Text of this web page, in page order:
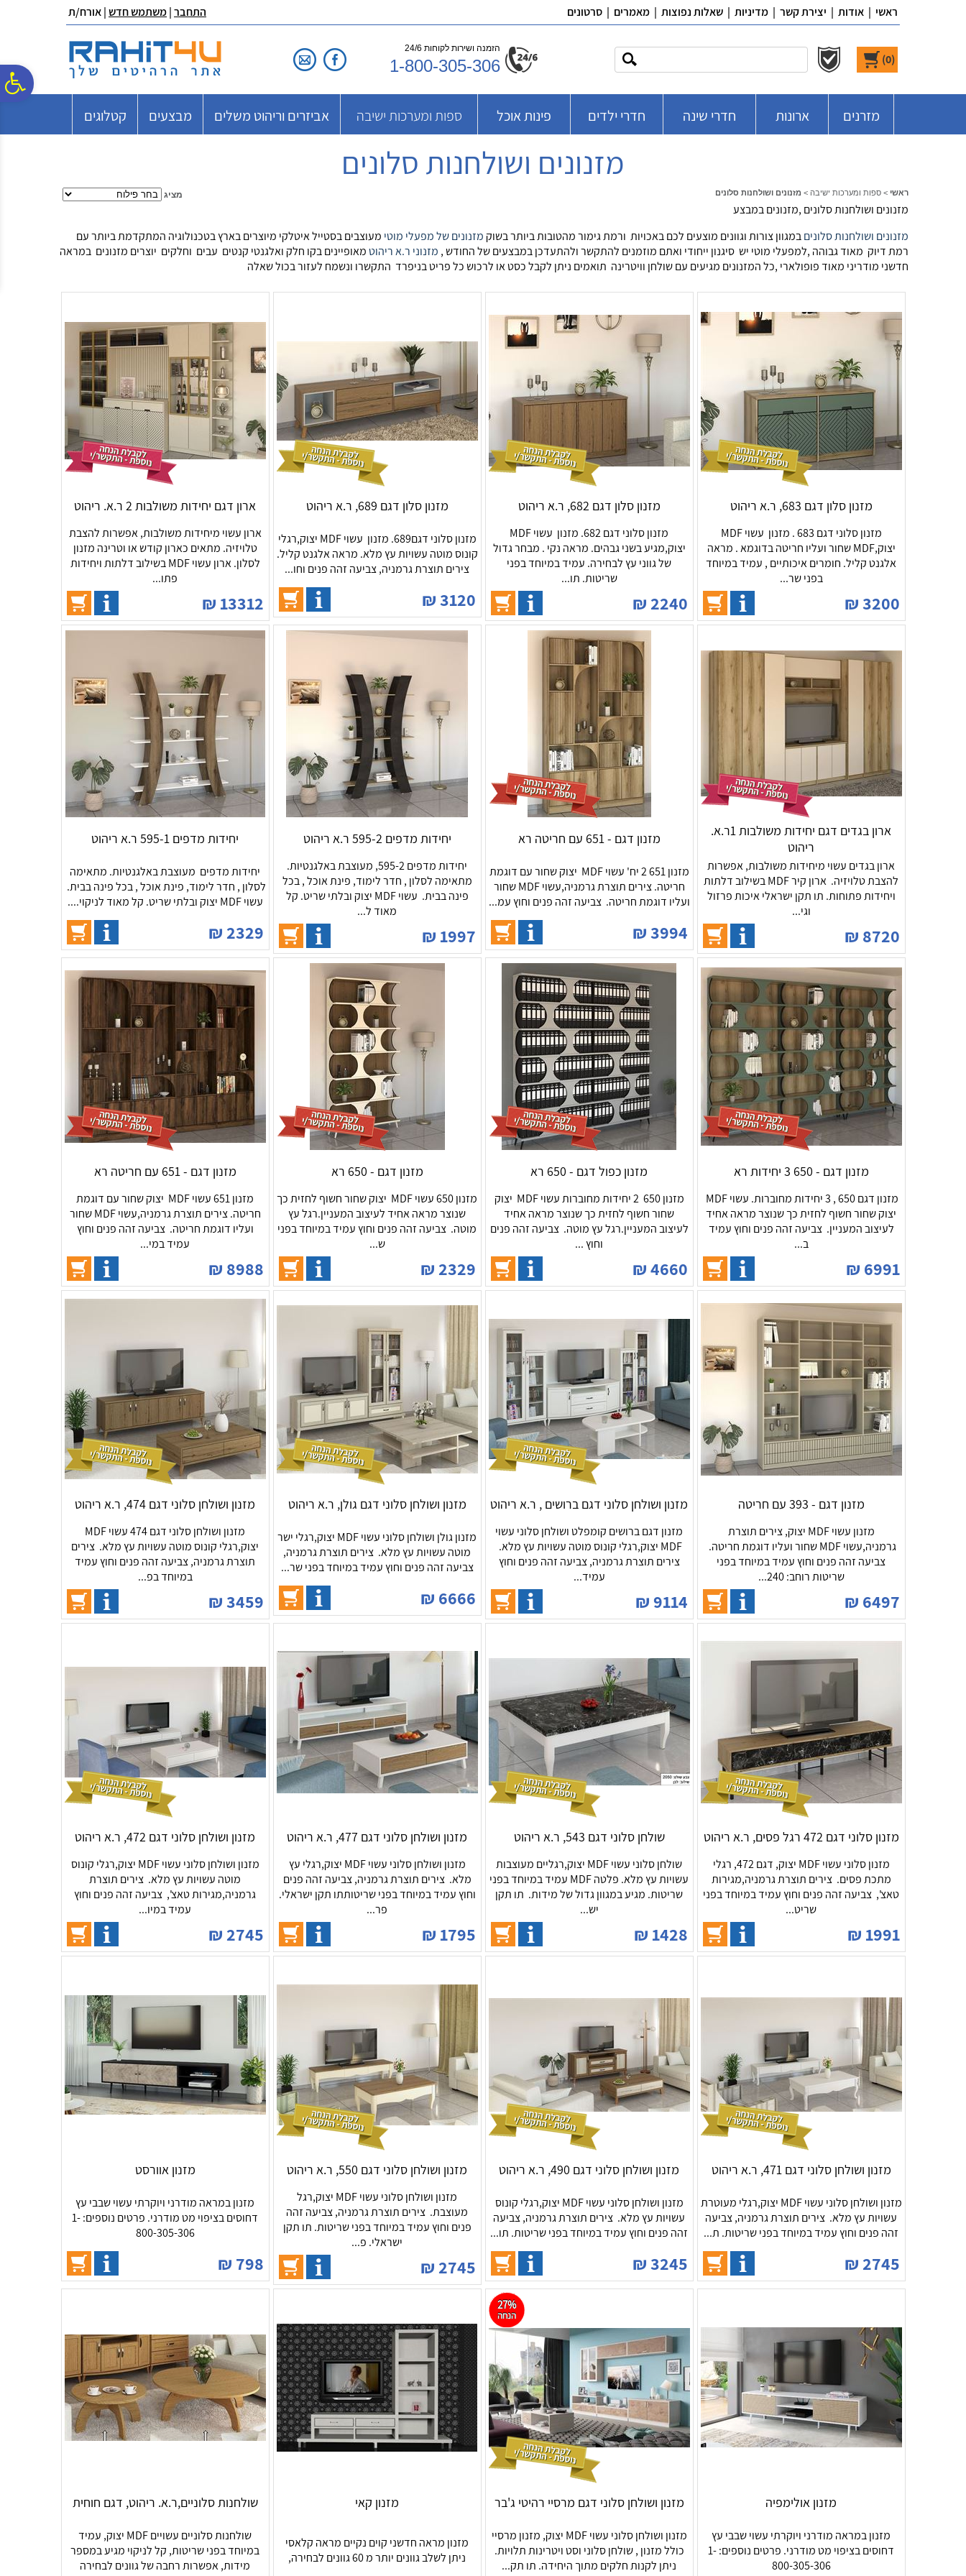
נגישות
אתר
המרכזי
ראשי | אודות | יצירת קשר | מדיניות | שאלות נפוצות | מאמרים | סרטונים התחבר|משתמש חדש| אורח/ת
(
0
)
הזמנה ושירות לקוחות 24/6
1-800-305-306
מזרנים ארונות חדרי שינה חדרי ילדים פינות אוכל ספות ומערכות ישיבה אביזרים וריהוט משלים מבצעים קטלוגים
מזנונים ושולחנות סלונים
ראשי > ספות ומערכות ישיבה > מזנונים ושולחנות סלונים מציג
מזנונים ושולחנות סלונים ,מזנונים במבצע
מזנונים ושולחנות סלוניםבמגוון צורות וגוונים מוצעים לכם באכויות ורמת גימור מהטובות ביותר בשוקמזנונים של מפעלי מוטי מעוצבים בסטייל איטלקי מיוצרים בארץ בטכנולוגיה המתקדמת ביותר עם
רמת דיוק מאוד גבוהה ,למפעלי מוטי יש סיגנון ייחודי ואתם מוזמנים להתקשר ולהתעדכן במבצעים של החודש , מזנוני ר.א ריהוטמאופיינים בקו חלק ואלגנטי קנטים עבים וחלקים יוצרים מזנונים במראה
חדשני מודריני מאוד פופולארי ,כל המזנונים מגיעים עם שולחן וויטרינה תואמים ניתן לקבל כסט או לרכוש כל פריט בניפרד התקשרו ונשמח לעזור בכול שאלה
מזנון סלון דגם 683, ר.א ריהוט
מזנון סלוני דגם 683 . מזנון עשוי MDF
יצוק,MDF שחור ועליו חריטה בדוגמא . מראה
אלגנט קליל. חומרים איכותיים , עמיד במיוחד
בפני שר...
3200
₪
מזנון סלון דגם 682, ר.א ריהוט
מזנון סלוני דגם 682. מזנון עשוי MDF
יצוק,מגיע בשני גבהים. מראה נקי . מבחר גדול
של גווני עץ לבחירה. עמיד במיוחד בפני
שריטות. תו...
2240
₪
מזנון סלון דגם 689, ר.א ריהוט
מזנון סלוני דגם689. מזנון עשוי MDF יצוק,רגלי
קונוס מוטה עשויות עץ מלא. מראה אלגנט קליל.
צירים תוצרת גרמניה, צביעה זהה פנים וחו...
3120
₪
ארון דגם יחידות משולבות 2 ר.א. ריהוט
ארון עשוי מיחידות משולבות, אפשרות להצבת
טלויזיה. מתאים כארון קודש או וטרינה מזנון
לסלון. ארון עשוי MDF בשילוב דלתות ויחידות
פתו...
13312
₪
ארון בגדים דגם יחידות משולבות 1ר.א.
ריהוט
ארון בגדים עשוי מיחידות משולבות, אפשרות
להצבת טלויזיה. ארון קיר MDF בשילוב דלתות
ויחידות פתוחות. תו תקן ישראלי איכות פרזול
וגי...
8720
₪
מזנון דגם - 651 עם חריטה רא
מזנון 651 2 יח' עשוי MDF יצוק שחור עם דוגמת
חריטה. צירים תוצרת גרמניה,עשוי MDF שחור
ועליו דוגמת חריטה. צביעה זהה פנים וחוץ עמ...
3994
₪
יחידות מדפים 595-2 ר.א ריהוט
יחידות מדפים 595-2, מעוצבת באלגנטיות.
מתאימה לסלון , חדר לימוד, פינת אוכל , בכל
פינה בבית. עשוי MDF יצוק ובלתי שריט. קל
מאוד ל...
1997
₪
יחידות מדפים 595-1 ר.א ריהוט
יחידות מדפים מעוצבת באלגנטיות. מתאימה
לסלון , חדר לימוד, פינת אוכל , בכל פינה בבית.
עשוי MDF יצוק ובלתי שריט. קל מאוד לניקוי....
2329
₪
מזנון דגם - 650 3 יחידות רא
יצוק שחור חשוף לחזית כך שנוצר מראה אחיד
לעיצוב המעניין. צביעה זהה פנים וחוץ עמיד
ב...
6991
₪
מזנון כפול דגם - 650 רא
מזנון 650 2 יחידות מחוברות עשוי MDF יצוק
שחור חשוף לחזית כך שנוצר מראה אחיד
לעיצוב המעניין.רגל עץ מוטה. צביעה זהה פנים
וחוץ ...
4660
₪
מזנון דגם - 650 רא
מזנון 650 עשוי MDF יצוק שחור חשוף לחזית כך
שנוצר מראה אחיד לעיצוב המעניין.רגל עץ
מוטה. צביעה זהה פנים וחוץ עמיד במיוחד בפני
ש...
2329
₪
מזנון דגם - 651 עם חריטה רא
מזנון 651 עשוי MDF יצוק שחור עם דוגמת
חריטה. צירים תוצרת גרמניה,עשוי MDF שחור
ועליו דוגמת חריטה. צביעה זהה פנים וחוץ
עמיד במי...
8988
₪
מזנון דגם - 393 עם חריטה
מזנון עשוי MDF יצוק, צירים תוצרת
גרמניה,עשוי MDF שחור ועליו דוגמת חריטה.
צביעה זהה פנים וחוץ עמיד במיוחד בפני
שריטות רוחב: 240...
6497
₪
מזנון ושולחן סלוני דגם ברושים , ר.א ריהוט
מזנון דגם ברושים קומפלט ושולחן סלוני עשוי
MDF יצוק,רגלי קונוס מוטה עשויות עץ מלא.
צירים תוצרת גרמניה, צביעה זהה פנים וחוץ
עמיד...
9114
₪
מזנון ושולחן סלוני דגם גולן, ר.א ריהוט
מזנון גולן ושולחן סלוני עשוי MDF יצוק,רגלי ישר
מוטה עשויות עץ מלא. צירים תוצרת גרמניה,
צביעה זהה פנים וחוץ עמיד במיוחד בפני שר...
6666
₪
מזנון ושולחן סלוני דגם 474, ר.א ריהוט
מזנון ושולחן סלוני דגם 474 עשוי MDF
יצוק,רגלי קונוס מוטה עשויות עץ מלא. צירים
תוצרת גרמניה, צביעה זהה פנים וחוץ עמיד
במיוחד בפ...
3459
₪
מזנון סלוני דגם 472 רגל פסים, ר.א ריהוט
מזנון סלוני עשוי MDF יצוק, דגם 472, רגלי
מתכת פסים. צירים תוצרת גרמניה,מגירות
טאצ', צביעה זהה פנים וחוץ עמיד במיוחד בפני
שריט...
1991
₪
שולחן סלוני דגם 543, ר.א ריהוט
שולחן סלוני עשוי MDF יצוק,רגליים מעוצבות
עשויות עץ מלא. פלטה MDF עמיד במיוחד בפני
שריטות. מגיע במגוון גדול של מידות. תו תקן
יש...
1428
₪
מזנון ושולחן סלוני דגם 477, ר.א ריהוט
מזנון ושולחן סלוני עשוי MDF יצוק,רגלי עץ
מלא. צירים תוצרת גרמניה, צביעה זהה פנים
וחוץ עמיד במיוחד בפני שריטותתו תקן ישראלי.
פר...
1795
₪
מזנון ושולחן סלוני דגם 472, ר.א ריהוט
מזנון ושולחן סלוני עשוי MDF יצוק,רגלי קונוס
מוטה עשויות עץ מלא. צירים תוצרת
גרמניה,מגירות טאצ', צביעה זהה פנים וחוץ
עמיד במיו...
2745
₪
מזנון ושולחן סלוני דגם 471, ר.א ריהוט
מזנון ושולחן סלוני עשוי MDF יצוק,רגלי מעוטרת
עשויות עץ מלא. צירים תוצרת גרמניה, צביעה
זהה פנים וחוץ עמיד במיוחד בפני שריטות. ת...
2745
₪
מזנון ושולחן סלוני דגם 490, ר.א ריהוט
מזנון ושולחן סלוני עשוי MDF יצוק,רגלי קונוס
עשויות עץ מלא. צירים תוצרת גרמניה, צביעה
זהה פנים וחוץ עמיד במיוחד בפני שריטות. תו...
3245
₪
מזנון ושולחן סלוני דגם 550, ר.א ריהוט
מזנון ושולחן סלוני עשוי MDF יצוק,רגל
מעוצבת. צירים תוצרת גרמניה, צביעה זהה
פנים וחוץ עמיד במיוחד בפני שריטות. תו תקן
ישראלי. פ...
2745
₪
מזנון אוורסט
מזנון במראה מודרני ויוקרתי עשוי שבבי עץ
דחוסים בציפוי מט מודרני. פרטים נוספים: 1-
800-305-306
798
₪
מזנון אולימפיה
מזנון במראה מודרני ויוקרתי עשוי שבבי עץ
דחוסים בציפוי מט מודרני. פרטים נוספים: 1-
800-305-306
27%
הנחה
מזנון ושולחן סלוני דגם מרסיי רהיטי ג'בר
מזנון ושולחן סלוני עשוי MDF יצוק, מזנון מרסיי
כולל מזנון , שולחן סלוני וסט ויטרינות תלויות.
ניתן לקנות חלקים מתוך היחידה. תו תק...
מזנון קאי
מזנון מראה חדשני קוים נקיים מראה קלאסי
ניתן לשלב גוונים יותר מ 60 גוונים לבחירה,
שולחנות סלוניים,ר.א. ריהוט, דגם חוחית
שולחנות סלוניים עשויים MDF יצוק, עמיד
במיוחד בפני שריטות, קל לניקוי מגיע במספר
מידות, אפשרות רחבה של גוונים לבחירה